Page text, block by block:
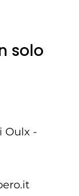
solo
Oulx -